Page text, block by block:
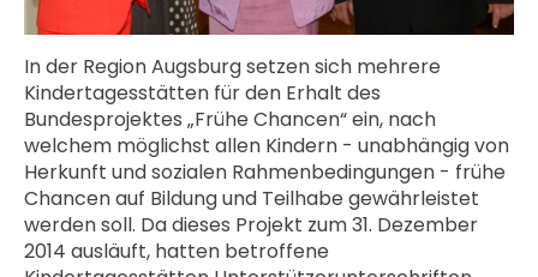
In der Region Augsburg setzen sich mehrere
Kindertagesstätten für den Erhalt des
Bundesprojektes „Frühe Chancen“ ein, nach
welchem möglichst allen Kindern - unabhängig von
Herkunft und sozialen Rahmenbedingungen - frühe
Chancen auf Bildung und Teilhabe gewährleistet
werden soll. Da dieses Projekt zum 31. Dezember
2014 ausläuft, hatten betroffene